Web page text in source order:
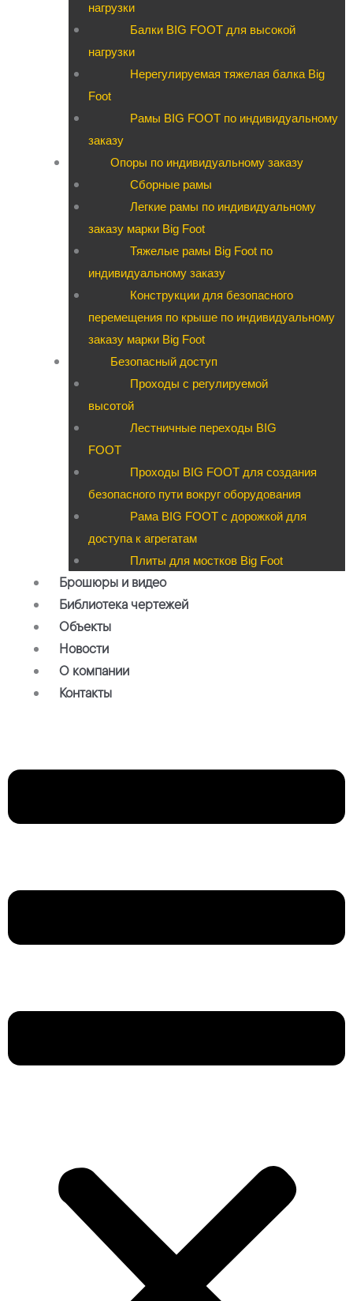
нагрузки
Балки BIG FOOT для высокой
нагрузки
Нерегулируемая тяжелая балка Big
Foot
Рамы BIG FOOT по индивидуальному
заказу
Опоры по индивидуальному заказу
Сборные рамы
Легкие рамы по индивидуальному
заказу марки Big Foot
Тяжелые рамы Big Foot по
индивидуальному заказу
Конструкции для безопасного
перемещения по крыше по индивидуальному
заказу марки Big Foot
Безопасный доступ
Проходы с регулируемой
высотой
Лестничные переходы BIG
FOOT
Проходы BIG FOOT для создания
безопасного пути вокруг оборудования
Рама BIG FOOT с дорожкой для
доступа к агрегатам
Плиты для мостков Big Foot
Брошюры и видео
Библиотека чертежей
Объекты
Новости
О компании
Контакты